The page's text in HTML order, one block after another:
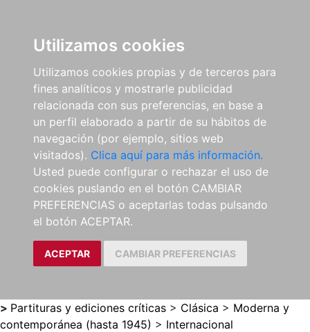
Utilizamos cookies
Utilizamos cookies propias y de terceros para
fines analíticos y mostrarle publicidad
relacionada con sus preferencias, en base a
un perfil elaborado a partir de su hábitos de
navegación (por ejemplo, sitios web
visitados). Clica aquí para más información.
Usted puede configurar o rechazar el uso de
cookies puslando en el botón CAMBIAR
PREFERENCIAS o aceptarlas todas pulsando
el botón ACEPTAR.
ACEPTAR CAMBIAR PREFERENCIAS
> Partituras y ediciones críticas > Clásica > Moderna y
contemporánea (hasta 1945) > Internacional